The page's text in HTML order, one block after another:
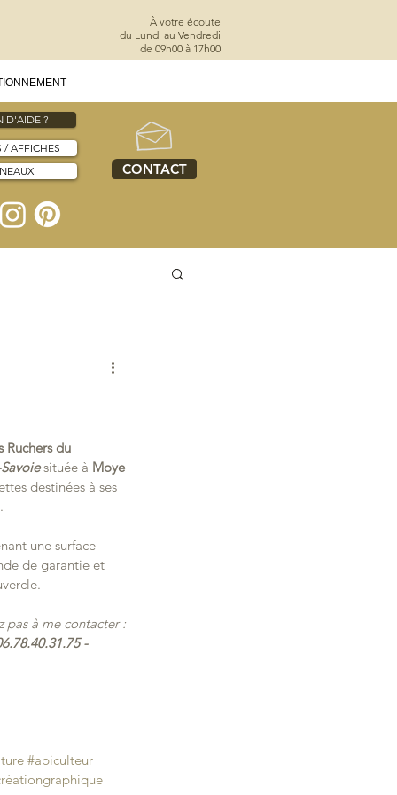
À votre écoute
du Lundi au Vendredi
de 09h00 à 17h00
D'AIDE ?
/ AFFICHES
CONTACT
Ruchers du
située à Moye
destinées à ses
une surface
de garantie et
pas à me contacter :
-
#apiculteur